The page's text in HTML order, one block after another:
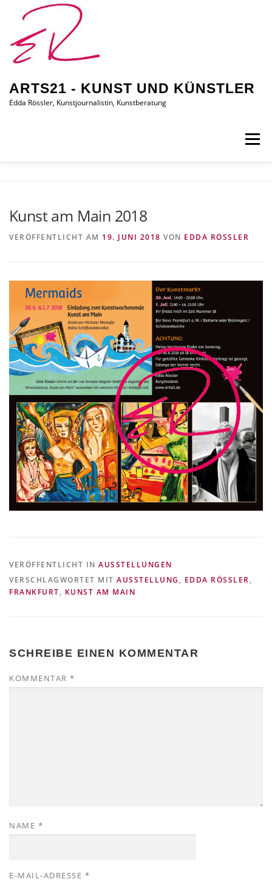
ARTS21 - KUNST UND KÜNSTLER
Edda Rössler, Kunstjournalistin, Kunstberatung
Menü
Kunst am Main 2018
VERÖFFENTLICHT AM 19. JUNI 2018 VON EDDA RÖSSLER
VERÖFFENTLICHT IN AUSSTELLUNGEN
VERSCHLAGWORTET MIT AUSSTELLUNG , EDDA RÖSSLER,
FRANKFURT, KUNST AM MAIN
SCHREIBE EINEN KOMMENTAR
KOMMENTAR *
NAME *
E-MAIL-ADRESSE *